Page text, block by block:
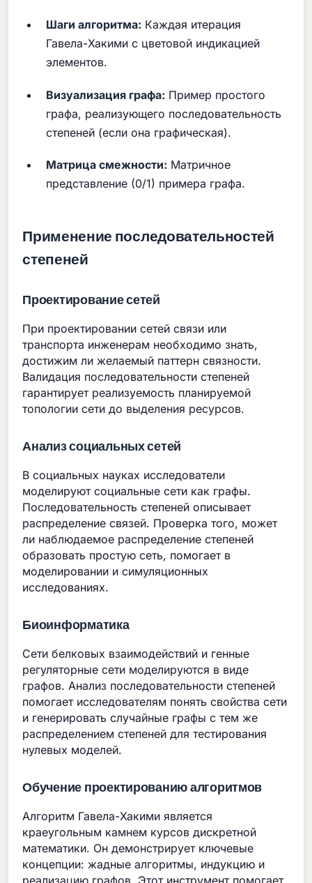
Шаги алгоритма: Каждая итерация
Гавела-Хакими с цветовой индикацией
элементов.
Визуализация графа: Пример простого
графа, реализующего последовательность
степеней (если она графическая).
Матрица смежности: Матричное
представление (0/1) примера графа.
Применение последовательностей
степеней
Проектирование сетей
При проектировании сетей связи или
транспорта инженерам необходимо знать,
достижим ли желаемый паттерн связности.
Валидация последовательности степеней
гарантирует реализуемость планируемой
топологии сети до выделения ресурсов.
Анализ социальных сетей
В социальных науках исследователи
моделируют социальные сети как графы.
Последовательность степеней описывает
распределение связей. Проверка того, может
ли наблюдаемое распределение степеней
образовать простую сеть, помогает в
моделировании и симуляционных
исследованиях.
Биоинформатика
Сети белковых взаимодействий и генные
регуляторные сети моделируются в виде
графов. Анализ последовательности степеней
помогает исследователям понять свойства сети
и генерировать случайные графы с тем же
распределением степеней для тестирования
нулевых моделей.
Обучение проектированию алгоритмов
Алгоритм Гавела-Хакими является
краеугольным камнем курсов дискретной
математики. Он демонстрирует ключевые
концепции: жадные алгоритмы, индукцию и